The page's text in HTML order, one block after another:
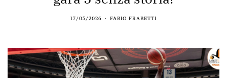
17/05/2026 FABIO FRABETTI